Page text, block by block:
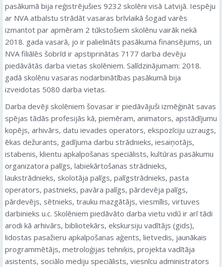
pasākumā bija reģistrējušies 9232 skolēni visā Latvijā. Iespēju
ar NVA atbalstu strādāt vasaras brīvlaikā šogad varēs
izmantot par apmēram 2 tūkstošiem skolēnu vairāk nekā
2018. gada vasarā, jo ir palielināts pasākuma finansējums, un
NVA filiālēs šobrīd ir apstiprinātas 7177 darba devēju
piedāvātās darba vietas skolēniem. Salīdzinājumam: 2018.
gadā skolēnu vasaras nodarbinātības pasākumā bija
izveidotas 5080 darba vietas.
Darba devēji skolēniem šovasar ir piedāvājuši izmēģināt savas
spējas tādās profesijās kā, piemēram, animators, apstādījumu
kopējs, arhivārs, datu ievades operators, ekspozīciju uzraugs,
ēkas dežurants, gadījuma darbu strādnieks, iesaiņotājs,
istabenis, klientu apkalpošanas speciālists, kultūras pasākumu
organizatora palīgs, labiekārtošanas strādnieks,
laukstrādnieks, skolotāja palīgs, palīgstrādnieks, pasta
operators, pastnieks, pavāra palīgs, pārdevēja palīgs,
pārdevējs, sētnieks, trauku mazgātājs, viesmīlis, virtuves
darbinieks u.c. Skolēniem piedāvāto darba vietu vidū ir arī tādi
arodi kā arhivārs, bibliotekārs, ekskursiju vadītājs (gids),
lidostas pasažieru apkalpošanas aģents, lietvedis, jaunākais
programmētājs, metroloģijas tehniķis, projekta vadītāja
asistents, sociālo mediju speciālists, viesnīcu administrators